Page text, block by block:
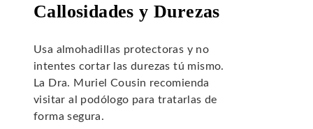
Callosidades y Durezas
Usa almohadillas protectoras y no
intentes cortar las durezas tú mismo.
La Dra. Muriel Cousin recomienda
visitar al podólogo para tratarlas de
forma segura.